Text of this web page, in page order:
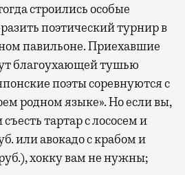
строились особые
поэтический турнир в
павильоне. Приехавшие
благоухающей тушью
поэты соревнуются с
родном языке». Но если вы,
тартар с лососем и
или авокадо с крабом и
хокку вам не нужны;